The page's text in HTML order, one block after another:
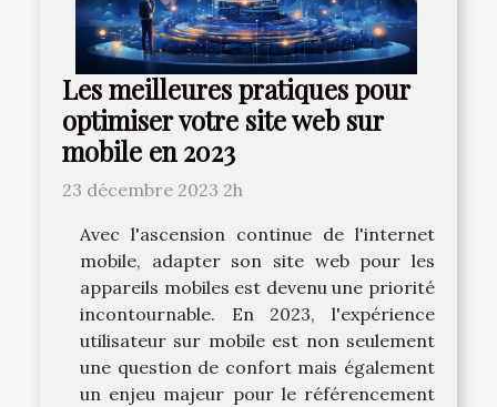
Les meilleures pratiques pour
optimiser votre site web sur
mobile en 2023
23 décembre 2023 2h
Avec l'ascension continue de l'internet
mobile, adapter son site web pour les
appareils mobiles est devenu une priorité
incontournable. En 2023, l'expérience
utilisateur sur mobile est non seulement
une question de confort mais également
un enjeu majeur pour le référencement